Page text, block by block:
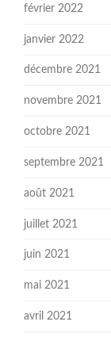
février 2022
janvier 2022
décembre 2021
novembre 2021
octobre 2021
septembre 2021
août 2021
juillet 2021
juin 2021
mai 2021
avril 2021